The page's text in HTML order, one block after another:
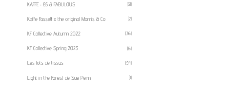
KAFFE : 85 & FABULOUS (31)
Kaffe Fassett x the original Morris & Co (2)
KF Collective Autumn 2022 (36)
KF Collective Spring 2023 (6)
Les lots de tissus (54)
Light in the Forest de Sue Penn (1)